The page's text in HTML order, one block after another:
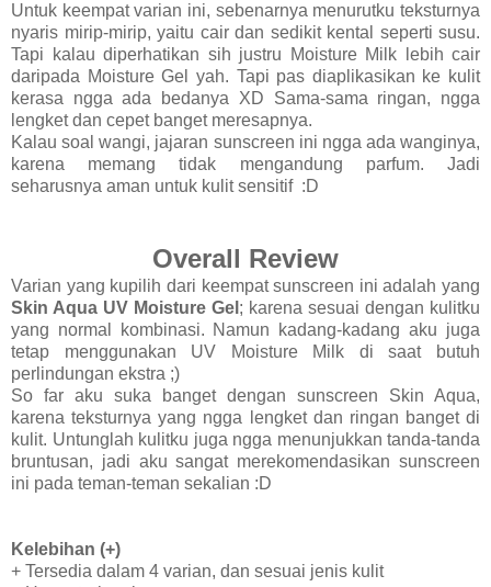
Untuk keempat varian ini, sebenarnya menurutku teksturnya
nyaris mirip-mirip, yaitu cair dan sedikit kental seperti susu.
Tapi kalau diperhatikan sih justru Moisture Milk lebih cair
daripada Moisture Gel yah. Tapi pas diaplikasikan ke kulit
kerasa ngga ada bedanya XD Sama-sama ringan, ngga
lengket dan cepet banget meresapnya.
Kalau soal wangi, jajaran sunscreen ini ngga ada wanginya,
karena memang tidak mengandung parfum. Jadi
seharusnya aman untuk kulit sensitif :D
Overall Review
Varian yang kupilih dari keempat sunscreen ini adalah yang
Skin Aqua UV Moisture Gel ; karena sesuai dengan kulitku
yang normal kombinasi. Namun kadang-kadang aku juga
tetap menggunakan UV Moisture Milk di saat butuh
perlindungan ekstra ;)
So far aku suka banget dengan sunscreen Skin Aqua,
karena teksturnya yang ngga lengket dan ringan banget di
kulit. Untunglah kulitku juga ngga menunjukkan tanda-tanda
bruntusan, jadi aku sangat merekomendasikan sunscreen
ini pada teman-teman sekalian :D
Kelebihan (+)
+ Tersedia dalam 4 varian, dan sesuai jenis kulit